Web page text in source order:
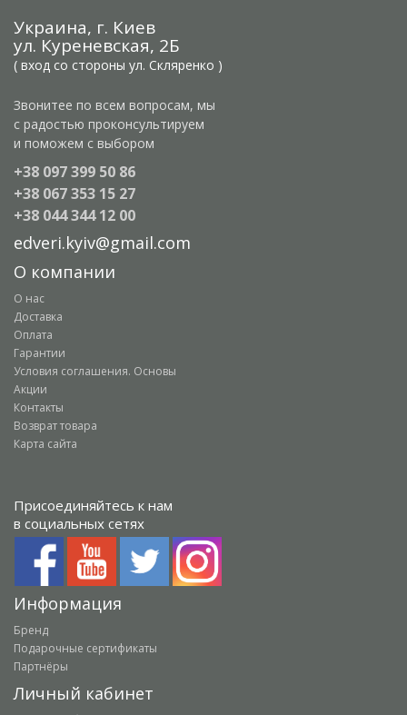
Украина, г. Киев
ул. Куреневская, 2Б
( вход со стороны ул. Скляренко )
Звонитее по всем вопросам, мы
с радостью проконсультируем
и поможем с выбором
+38 097 399 50 86
+38 067 353 15 27
+38 044 344 12 00
edveri.kyiv@gmail.com
О компании
О нас
Доставка
Оплата
Гарантии
Условия соглашения. Основы
Акции
Контакты
Возврат товара
Карта сайта
Присоединяйтесь к нам
в социальных сетях
Информация
Бренд
Подарочные сертификаты
Партнёры
Личный кабинет